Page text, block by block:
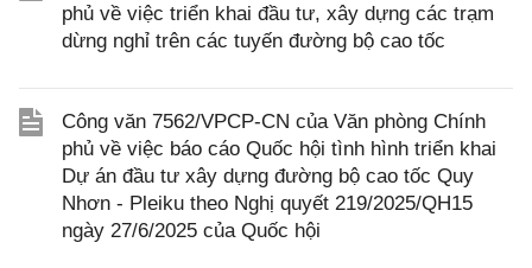
phủ về việc triển khai đầu tư, xây dựng các trạm
dừng nghỉ trên các tuyến đường bộ cao tốc
Công văn 7562/VPCP-CN của Văn phòng Chính
phủ về việc báo cáo Quốc hội tình hình triển khai
Dự án đầu tư xây dựng đường bộ cao tốc Quy
Nhơn - Pleiku theo Nghị quyết 219/2025/QH15
ngày 27/6/2025 của Quốc hội